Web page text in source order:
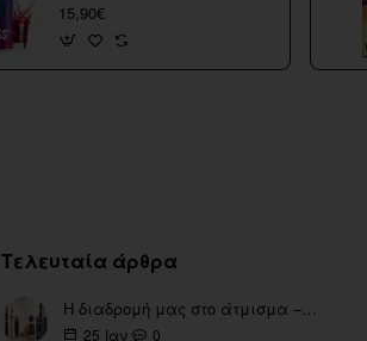
15,90€
Τελευταία άρθρα
Η διαδρομή μας στο άτμισμα – Από τα πρώτα eGo έως τη σύγχρονη εποχή
25 Ιαν 0